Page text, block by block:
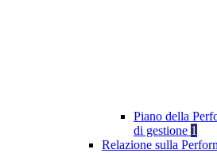
Piano della
di gestione 1
Relazione sulla